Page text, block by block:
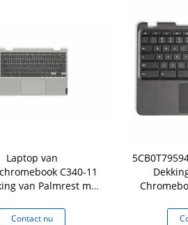
Laptop van
C340-11
van Palmrest met
5CB0U43369
Contact nu